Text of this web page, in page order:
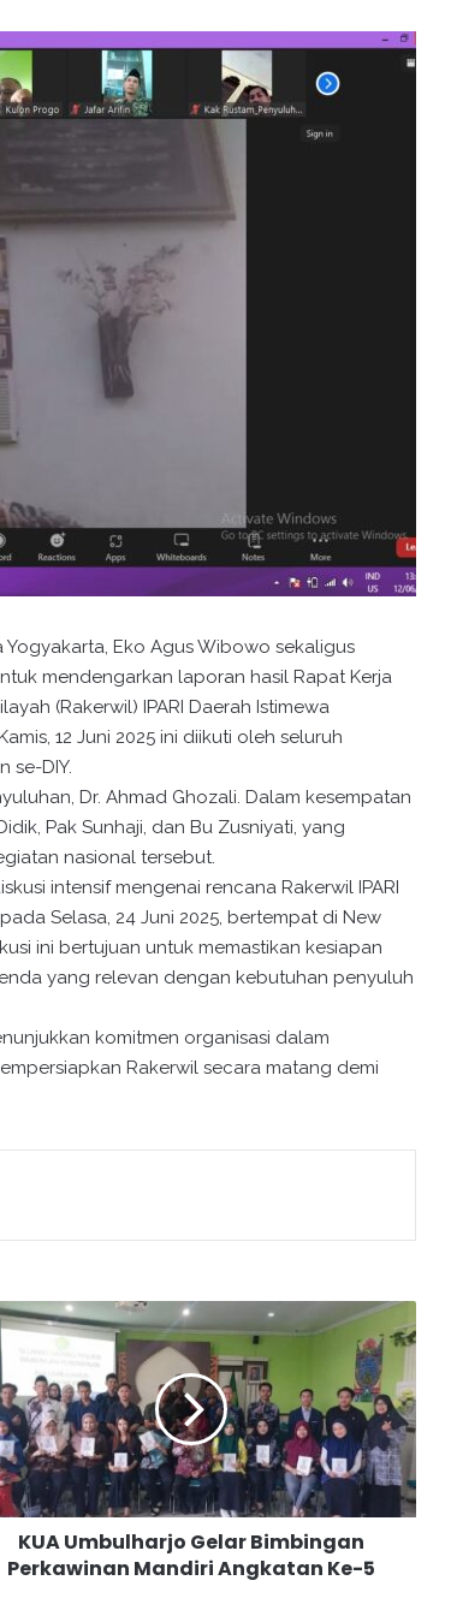
Yogyakarta, Eko Agus Wibowo sekaligus
mendengarkan laporan hasil Rapat Kerja
(Rakerwil) IPARI Daerah Istimewa
12 Juni 2025 ini diikuti oleh seluruh
se-DIY.
Dr. Ahmad Ghozali. Dalam kesempatan
Pak Sunhaji, dan Bu Zusniyati, yang
nasional tersebut.
intensif mengenai rencana Rakerwil IPARI
Selasa, 24 Juni 2025, bertempat di New
ini bertujuan untuk memastikan kesiapan
yang relevan dengan kebutuhan penyuluh
komitmen organisasi dalam
Rakerwil secara matang demi
KUA Umbulharjo Gelar Bimbingan
Perkawinan Mandiri Angkatan Ke-5